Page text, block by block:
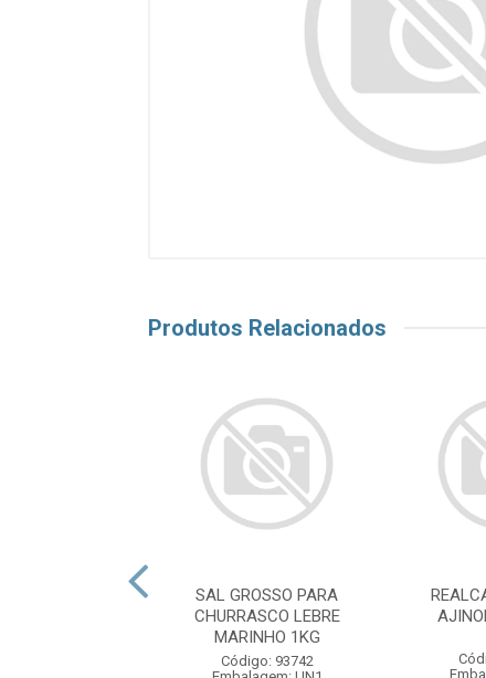
Produtos Relacionados
SAL GROSSO PARA
CHURRASCO LEBRE
MARINHO 1KG
Código: 93742